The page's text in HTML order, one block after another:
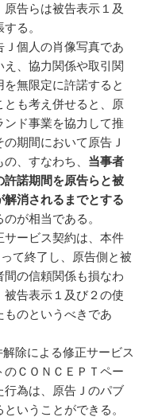
らは被告表示１及
る。
人の肖像写真であ
え、協力関係や取引関
無限定に許諾すると
とも考え併せると、原
ド事業を協力して推
期間において原告Ｊ
、すなわち、 当事者
諾期間を原告らと被
消されるまでとする
のが相当である。
ビス契約は、本件
て終了し、原告側と被
の信頼関係も損なわ
告表示１及び２の使
ものというべきであ
除による修正サービス
ＣＯＮＣＥＰＴペー
行為は、原告Ｊのパブ
いうことができる。